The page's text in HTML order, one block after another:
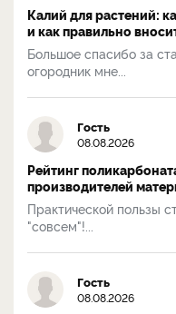
Калий для растений:
и как правильно
Большое спасибо за
огородник мне...
Гость
08.08.2026
Рейтинг
производителей
Практической пользы
"совсем"!...
Гость
08.08.2026